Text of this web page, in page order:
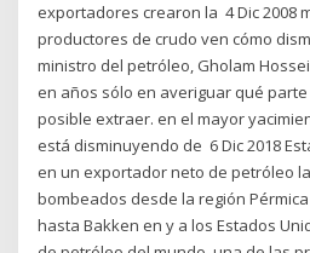
exportadores crearon la 4 Dic 2008
productores de crudo ven cómo
ministro del petróleo, Gholam
en años sólo en averiguar qué
posible extraer. en el mayor
está disminuyendo de 6 Dic 2018
en un exportador neto de petróleo
bombeados desde la región
hasta Bakken en y a los Estados